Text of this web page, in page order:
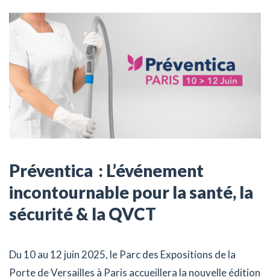
Préventica : L’événement
incontournable pour la santé, la
sécurité & la QVCT
Du 10 au 12 juin 2025, le Parc des Expositions de la
Porte de Versailles à Paris accueillera la nouvelle édition